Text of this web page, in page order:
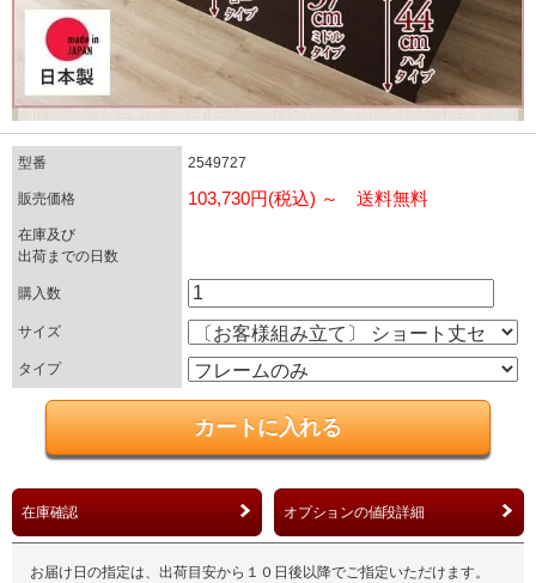
型番 2549727
販売価格 103,730円(税込) ～ 送料無料
在庫及び
出荷までの日数
購入数
サイズ
タイプ
在庫確認 オプションの値段詳細
お届け日の指定は、出荷目安から１０日後以降でご指定いただけます。